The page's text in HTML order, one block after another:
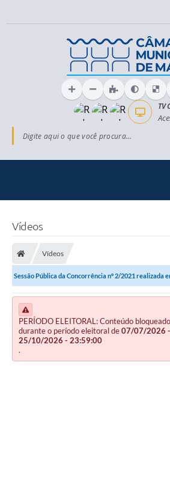
Digite aqui o que você procura...
TV
Vídeos
Vídeos
Sessão Pública da Concorrência nº 2/2021 realizada
PERÍODO ELEITORAL: Conteúdo
durante o período eleitoral de07/07/2026
25/10/2026 - 23:59:00
.